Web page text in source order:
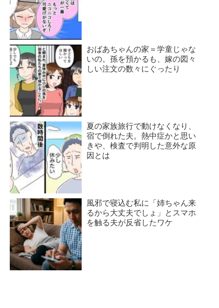
おばあちゃんの家＝学童じゃな
いの。孫を預かるも、嫁の図々
しい注文の数々にぐったり
夏の家族旅行で動けなくなり、
宿で倒れた夫。熱中症かと思い
きや、検査で判明した意外な原
因とは
風邪で寝込む私に「姉ちゃん来
るから大丈夫でしょ」とスマホ
を触る夫が反省したワケ